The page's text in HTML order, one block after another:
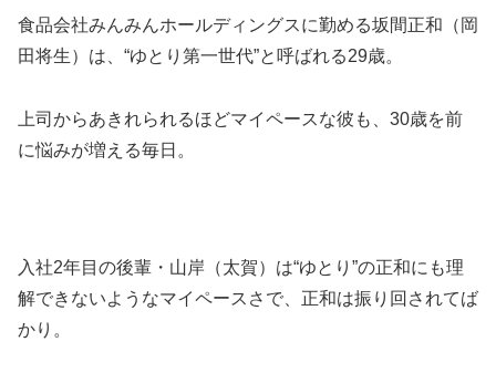
食品会社みんみんホールディングスに勤める坂間正和（岡
田将生）は、“ゆとり第一世代”と呼ばれる29歳。
上司からあきれられるほどマイペースな彼も、30歳を前
に悩みが増える毎日。
入社2年目の後輩・山岸（太賀）は“ゆとり”の正和にも理
解できないようなマイペースさで、正和は振り回されてば
かり。